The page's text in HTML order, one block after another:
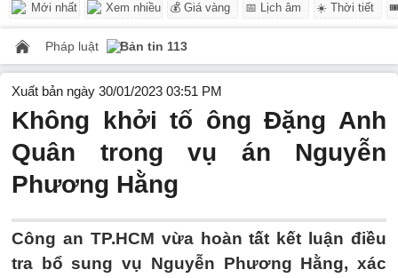
Mới nhất Xem nhiều 💰 Giá vàng 📅 Lịch âm ☀️ Thời tiết
Pháp luật Bản tin 113
Xuất bản ngày 30/01/2023 03:51 PM
Không khởi tố ông Đặng Anh
Quân trong vụ án Nguyễn
Phương Hằng
Công an TP.HCM vừa hoàn tất kết luận điều
tra bổ sung vụ Nguyễn Phương Hằng, xác